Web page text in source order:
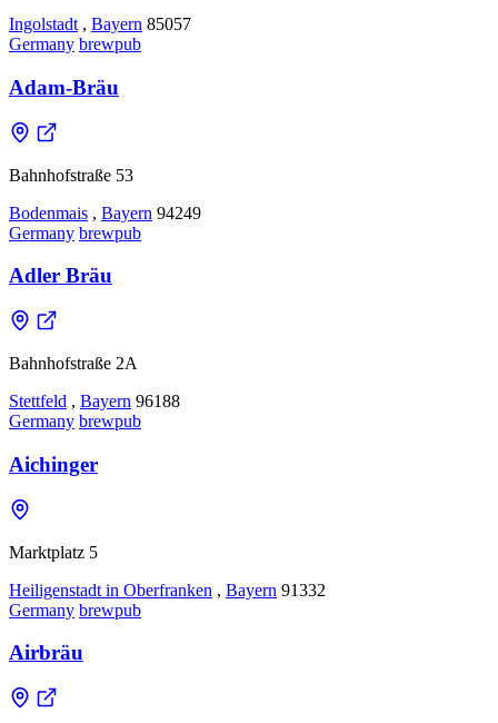
Ingolstadt , Bayern 85057
Germany brewpub
Adam-Bräu
Bahnhofstraße 53
Bodenmais , Bayern 94249
Germany brewpub
Adler Bräu
Bahnhofstraße 2A
Stettfeld , Bayern 96188
Germany brewpub
Aichinger
Marktplatz 5
Heiligenstadt in Oberfranken , Bayern 91332
Germany brewpub
Airbräu